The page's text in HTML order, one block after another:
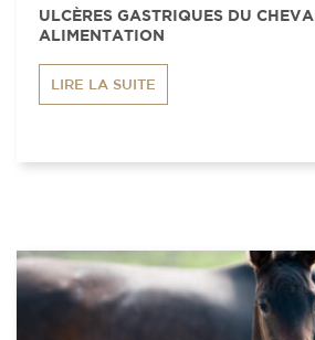
ULCÈRES GASTRIQUES DU
ALIMENTATION
LIRE LA SUITE